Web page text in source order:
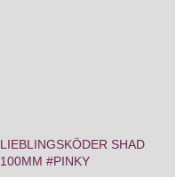
LIEBLINGSKÖDER SHAD
100MM #PINKY